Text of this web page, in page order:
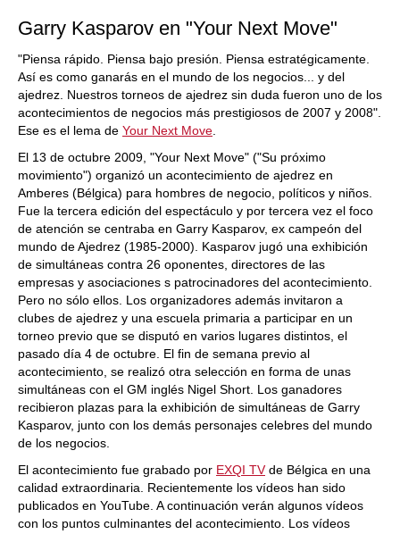
Garry Kasparov en "Your Next Move"
"Piensa rápido. Piensa bajo presión. Piensa estratégicamente.
Así es como ganarás en el mundo de los negocios... y del
ajedrez. Nuestros torneos de ajedrez sin duda fueron uno de los
acontecimientos de negocios más prestigiosos de 2007 y 2008".
Ese es el lema de Your Next Move
El 13 de octubre 2009, "Your Next Move" ("Su próximo
movimiento") organizó un acontecimiento de ajedrez en
Amberes (Bélgica) para hombres de negocio, políticos y niños.
Fue la tercera edición del espectáculo y por tercera vez el foco
de atención se centraba en Garry Kasparov, ex campeón del
mundo de Ajedrez (1985-2000). Kasparov jugó una exhibición
de simultáneas contra 26 oponentes, directores de las
empresas y asociaciones s patrocinadores del acontecimiento.
Pero no sólo ellos. Los organizadores además invitaron a
clubes de ajedrez y una escuela primaria a participar en un
torneo previo que se disputó en varios lugares distintos, el
pasado día 4 de octubre. El fin de semana previo al
acontecimiento, se realizó otra selección en forma de unas
simultáneas con el GM inglés Nigel Short. Los ganadores
recibieron plazas para la exhibición de simultáneas de Garry
Kasparov, junto con los demás personajes celebres del mundo
de los negocios.
El acontecimiento fue grabado por EXQI TVde Bélgica en una
calidad extraordinaria. Recientemente los vídeos han sido
publicados en YouTube. A continuación verán algunos vídeos
con los puntos culminantes del acontecimiento. Los vídeos